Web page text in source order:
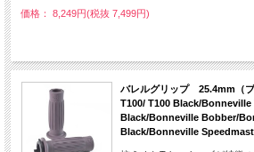
価格： 8,249円(税抜 7,499円)
バレルグリップ 25.4mm（
T100/ T100 Black/Bonneville
Black/Bonneville Bobber/
Black/Bonneville